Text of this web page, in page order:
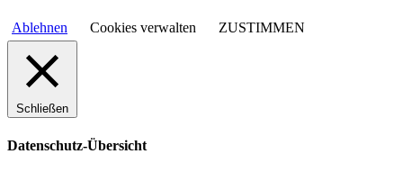
Ablehnen Cookies verwalten ZUSTIMMEN
Schließen
Datenschutz-Übersicht